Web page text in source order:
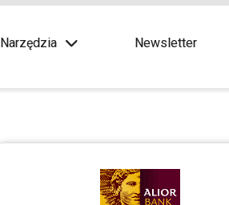
Narzędzia Newsletter